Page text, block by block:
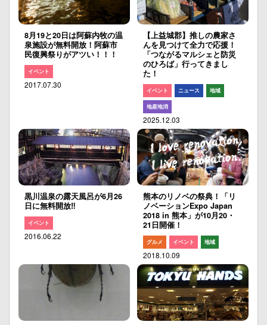
8月19と20日は阿蘇内牧の温
泉施設が無料開放！阿蘇市
民復興祭りがアツい！！！
イベント
2017.07.30
【上益城郡】推しの農家さ
んを見つけて全力で応援！
「つながるマルシェと防災
のひろば」行ってきまし
た！
イベント ニュース 地域
地産地消
2025.12.03
黒川温泉の露天風呂が6月26
日に無料開放‼︎
イベント
2016.06.22
熊本のリノベの祭典！「リ
ノベーションExpo Japan
2018 in 熊本」が10月20・
21日開催！
グルメ イベント 地域
2018.10.09